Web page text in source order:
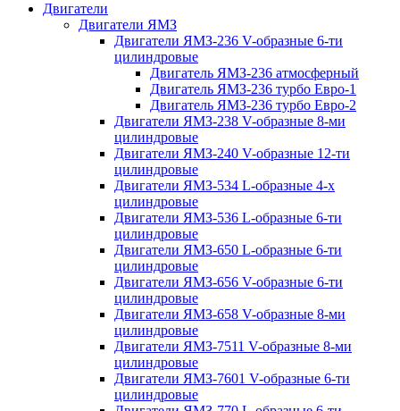
Двигатели
Двигатели ЯМЗ
Двигатели ЯМЗ-236 V-образные 6-ти
цилиндровые
Двигатель ЯМЗ-236 атмосферный
Двигатель ЯМЗ-236 турбо Евро-1
Двигатель ЯМЗ-236 турбо Евро-2
Двигатели ЯМЗ-238 V-образные 8-ми
цилиндровые
Двигатели ЯМЗ-240 V-образные 12-ти
цилиндровые
Двигатели ЯМЗ-534 L-образные 4-х
цилиндровые
Двигатели ЯМЗ-536 L-образные 6-ти
цилиндровые
Двигатели ЯМЗ-650 L-образные 6-ти
цилиндровые
Двигатели ЯМЗ-656 V-образные 6-ти
цилиндровые
Двигатели ЯМЗ-658 V-образные 8-ми
цилиндровые
Двигатели ЯМЗ-7511 V-образные 8-ми
цилиндровые
Двигатели ЯМЗ-7601 V-образные 6-ти
цилиндровые